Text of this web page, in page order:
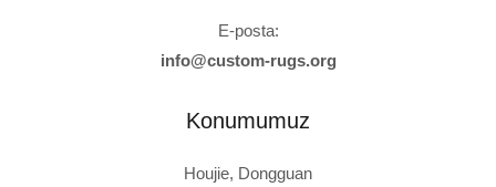
E-posta:
info@custom-rugs.org
Konumumuz
Houjie, Dongguan